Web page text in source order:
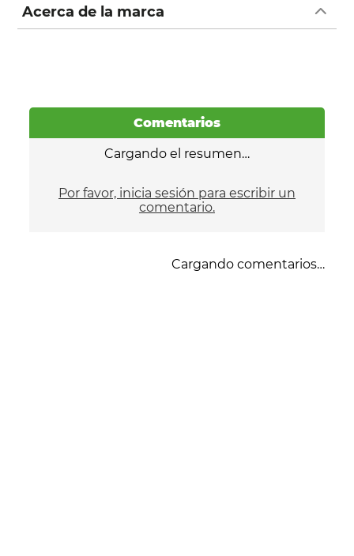
Acerca de la marca
Comentarios
Cargando el resumen…
Por favor, inicia sesión para escribir un
comentario.
Cargando comentarios…